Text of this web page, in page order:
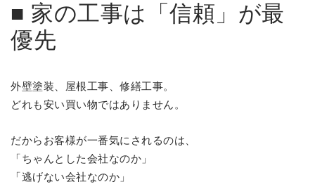
■ 家の工事は「信頼」が最
優先
外壁塗装、屋根工事、修繕工事。
どれも安い買い物ではありません。
だからお客様が一番気にされるのは、
「ちゃんとした会社なのか」
「逃げない会社なのか」